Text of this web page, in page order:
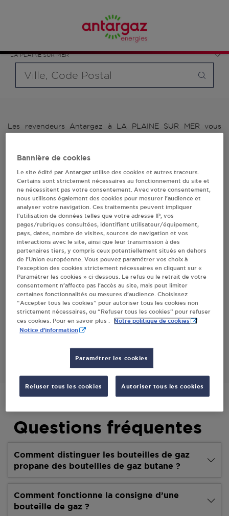
LA PLAINE SUR MER
bouteille souhaité et le type de point de vente (revendeur /
distributeur automatique de bouteilles de gaz ou station GPL
carburant)
Les revendeurs Antargaz à LA PLAINE SUR MER vous
des revendeurs Antargaz à LA PLAINE SUR MER, l'adresse,
distributeurs de bouteilles de gaz.
1 revendeur(s) Antargaz
à LA PLAINE SUR MER
Villes
INTERMARCHE SAS PLIMAD LA PLAINE SUR
MER
1, RUE DES FILETS
44770LA PLAINE SUR MER
Questions fréquentes
Comment distinguer les bouteilles de gaz
propane des bouteilles de gaz butane ?
Comment fonctionne la consigne d’une
bouteille de gaz ?
Bannière de cookies
Le site édité par Antargaz utilise des cookies et autres traceurs.
Certains sont strictement nécessaires au fonctionnement du site et
ne nécessitent pas votre consentement. Avec votre consentement,
nous utilisons également des cookies pour mesurer l’audience et
analyser votre navigation. Ces traitements peuvent impliquer
l’utilisation de données telles que votre adresse IP, vos
pages/rubriques consultées, identifiant utilisateur/équipement,
pays, dates, nombre de visites, sources de navigation et vos
interactions avec le site, ainsi que leur transmission à des
partenaires tiers, y compris ceux potentiellement situés en dehors
de l’Union européenne. Vous pouvez paramétrer vos choix à
l’exception des cookies strictement nécessaires en cliquant sur «
Paramétrer les cookies » ci-dessous. Le refus ou le retrait de votre
consentement n’affecte pas l’accès au site, mais peut limiter
certaines fonctionnalités ou mesures d’audience. Choisissez
“Accepter tous les cookies” pour autoriser tous les cookies non
strictement nécessaires, ou “Refuser tous les cookies” pour refuser
ces cookies. Pour en savoir plus :
Notre politique de cookies
Notice d'information
Paramétrer les cookies
Refuser tous les cookies Autoriser tous les cookies